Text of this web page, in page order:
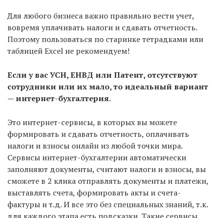
Для любого бизнеса важно правильно вести учет,
вовремя уплачивать налоги и сдавать отчетность.
Поэтому пользоваться по старинке тетрадками или
таблицей Excel не рекомендуем!
Если у вас УСН, ЕНВД или Патент, отсутствуют
сотрудники или их мало, то идеальный вариант
— интернет-бухгалтерия.
Это интернет-сервисы, в которых вы можете
формировать и сдавать отчетность, оплачивать
налоги и взносы онлайн из любой точки мира.
Сервисы интернет-бухгалтерии автоматически
заполняют документы, считают налоги и взносы, вы
сможете в 2 клика отправлять документы и платежи,
выставлять счета, формировать акты и счета-
фактуры и т.д. И все это без специальных знаний, т.к.